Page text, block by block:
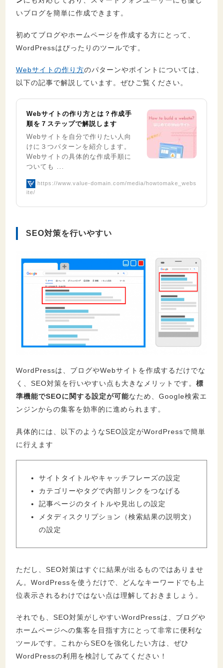
いブログを簡単に作成できます。
初めてブログやホームページを作成する方にとって、
WordPressはぴったりのツールです。
Webサイトの作り方のパターンやポイントについては、
以下の記事で解説しています。ぜひご覧ください。
Webサイトの作り方とは？作成手
順を７ステップで解説します
Webサイトを自分で作りたい人向
けに３つパターンを紹介します。
Webサイトの具体的な作成手順に
ついても ...
https://www.value-domain.com/media/howtomake_webs
ite/
SEO対策を行いやすい
WordPressは、ブログやWebサイトを作成するだけでな
く、SEO対策を行いやすい点も大きなメリットです。 標
準機能でSEOに関する設定が可能なため、Google検索エ
ンジンからの集客を効率的に進められます。
具体的には、以下のようなSEO設定がWordPressで簡単
に行えます
サイトタイトルやキャッチフレーズの設定
カテゴリーやタグで内部リンクをつなげる
記事ページのタイトルや見出しの設定
メタディスクリプション（検索結果の説明文）
の設定
ただし、SEO対策はすぐに結果が出るものではありませ
ん。WordPressを使うだけで、どんなキーワードでも上
位表示されるわけではない点は理解しておきましょう。
それでも、SEO対策がしやすいWordPressは、ブログや
ホームページへの集客を目指す方にとって非常に便利な
ツールです。これからSEOを強化したい方は、ぜひ
WordPressの利用を検討してみてください！